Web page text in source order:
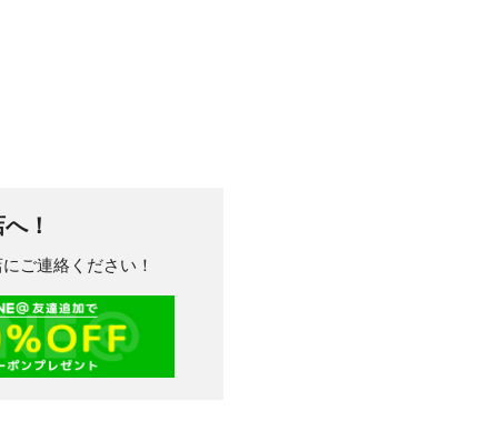
！
ご連絡ください！